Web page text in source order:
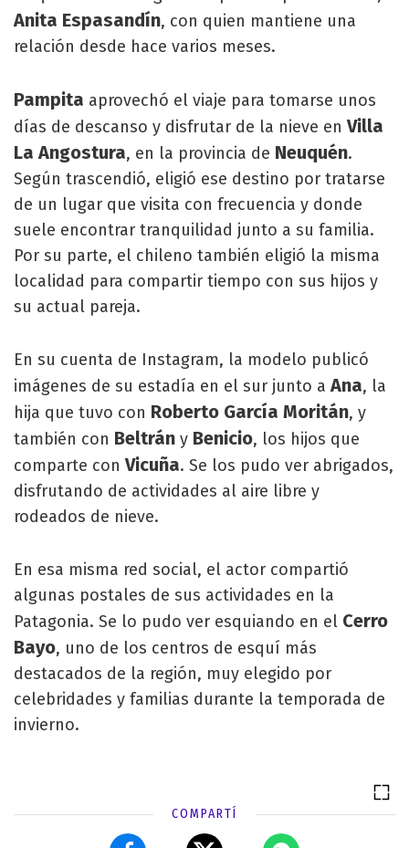
Anita Espasandín, con quien mantiene una
relación desde hace varios meses.
Pampita aprovechó el viaje para tomarse unos
días de descanso y disfrutar de la nieve enVilla
La Angostura, en la provincia de Neuquén.
Según trascendió, eligió ese destino por tratarse
de un lugar que visita con frecuencia y donde
suele encontrar tranquilidad junto a su familia.
Por su parte, el chileno también eligió la misma
localidad para compartir tiempo con sus hijos y
su actual pareja.
En su cuenta de Instagram, la modelo publicó
imágenes de su estadía en el sur junto aAna, la
hija que tuvo con Roberto García Moritán, y
también con Beltrán y Benicio, los hijos que
comparte conVicuña. Se los pudo ver abrigados,
disfrutando de actividades al aire libre y
rodeados de nieve.
En esa misma red social, el actor compartió
algunas postales de sus actividades en la
Patagonia. Se lo pudo ver esquiando en el Cerro
Bayo, uno de los centros de esquí más
destacados de la región, muy elegido por
celebridades y familias durante la temporada de
invierno.
COMPARTÍ